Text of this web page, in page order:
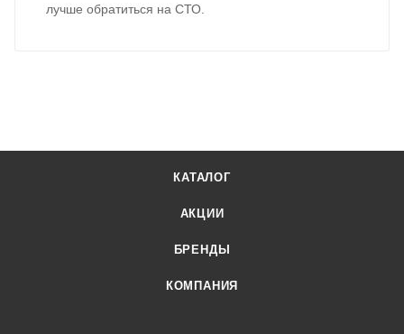
лучше обратиться на СТО.
КАТАЛОГ
АКЦИИ
БРЕНДЫ
КОМПАНИЯ